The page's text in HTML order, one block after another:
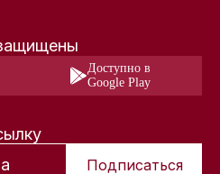
Доступно в
Google Play
Подписаться